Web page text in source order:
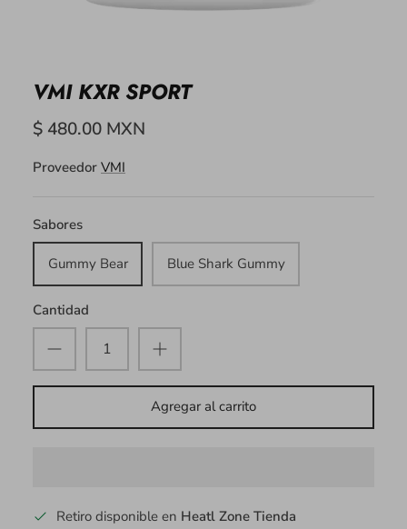
VMI KXR SPORT
$ 480.00 MXN
Proveedor VMI
Sabores
Gummy Bear Blue Shark Gummy
Cantidad
Agregar al carrito
Retiro disponible en Heatl Zone Tienda